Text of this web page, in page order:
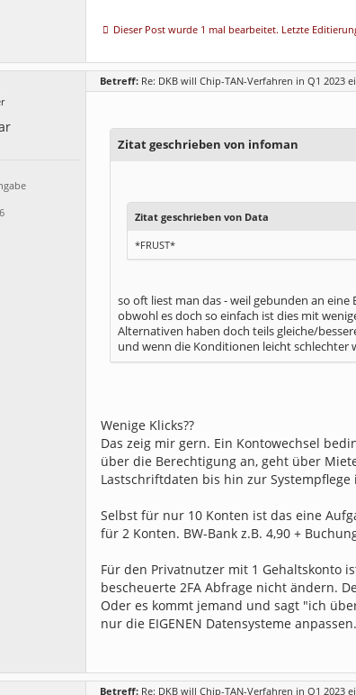
Dieser Post wurde 1 mal bearbeitet. Letzte
Betreff: Re: DKB will Chip-TAN-Verfahren in Q1
Zitat geschrieben von infoman
Zitat geschrieben von Data
*FRUST*
so oft liest man das - weil gebunden an
obwohl es doch so einfach ist dies mit
Alternativen haben doch teils gleiche/
und wenn die Konditionen leicht schlechter
Wenige Klicks??
Das zeig mir gern. Ein Kontowechsel
über die Berechtigung an, geht über
Lastschriftdaten bis hin zur
Selbst für nur 10 Konten ist das eine
für 2 Konten. BW-Bank z.B. 4,90 +
Für den Privatnutzer mit 1 Gehaltskonto
bescheuerte 2FA Abfrage nicht ändern.
Oder es kommt jemand und sagt "ich
nur die EIGENEN Datensysteme
Betreff: Re: DKB will Chip-TAN-Verfahren in Q1